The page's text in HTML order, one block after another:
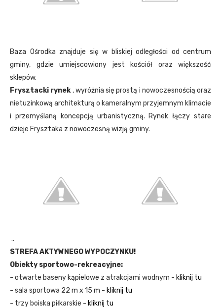
Baza Ośrodka znajduje się w bliskiej odległości od centrum
gminy, gdzie umiejscowiony jest kościół oraz większość
sklepów.
Frysztacki rynek, wyróżnia się prostą i nowoczesnością oraz
nietuzinkową architekturą o kameralnym przyjemnym klimacie
i przemyślaną koncepcją urbanistyczną. Rynek łączy stare
dzieje Frysztaka z nowoczesną wizją gminy.
..
STREFA AKTYWNEGO WYPOCZYNKU!
Obiekty sportowo-rekreacyjne:
- otwarte baseny kąpielowe z atrakcjami wodnym - kliknij tu
- sala sportowa 22 m x 15 m - kliknij tu
- trzy boiska piłkarskie - kliknij tu